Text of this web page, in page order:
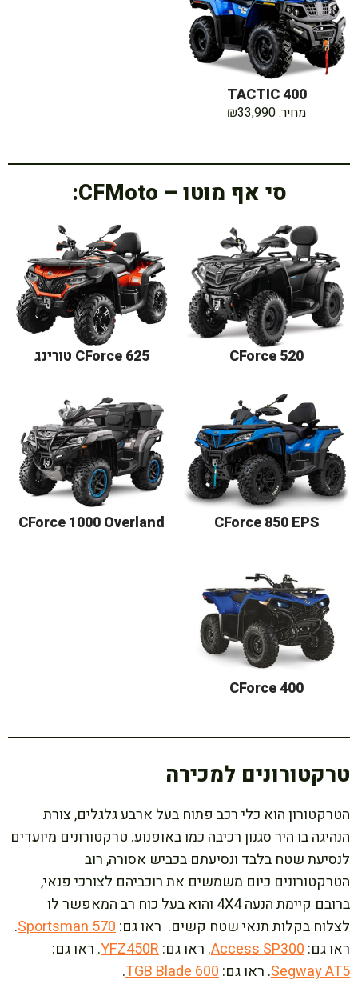
TACTIC 400
מחיר: ₪33,990
סי אף מוטו – CFMoto:
CForce 520 CForce 625 טורינג
CForce 850 EPS
CForce 1000 Overland
CForce 400
טרקטורונים למכירה
הטרקטורון הוא כלי רכב פתוח בעל ארבע גלגלים, צורת
הנהיגה בו היר סגנון רכיבה כמו באופנוע. טרקטורונים מיועדים
לנסיעת שטח בלבד ונסיעתם בכביש אסורה, רוב
הטרקטורונים כיום משמשים את רוכביהם לצורכי פנאי,
ברובם קיימת הנעה 4X4 והוא בעל כוח רב המאפשר לו
לצלוח בקלות תנאי שטח קשים. ראו גם:Sportsman 570
.
ראו גם:Access SP300. ראו גם:YFZ450R. ראו גם:
Segway AT5. ראו גם:TGB Blade 600
.